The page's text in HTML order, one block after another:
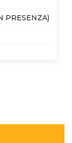
PRESENZA)